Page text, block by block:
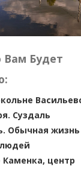
Вам Будет
Суздаль
Обычная жизнь
Каменка, центр